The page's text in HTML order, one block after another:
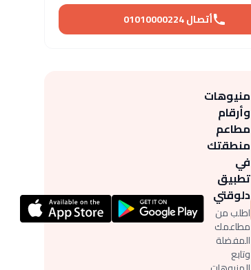
أتصال 01010000224
منيوهات
وأرقام
مطاعم
منطقتك
في
تطبيق
دلوقتي
اطلب من
مطاعمك
المفضلة
وتابع